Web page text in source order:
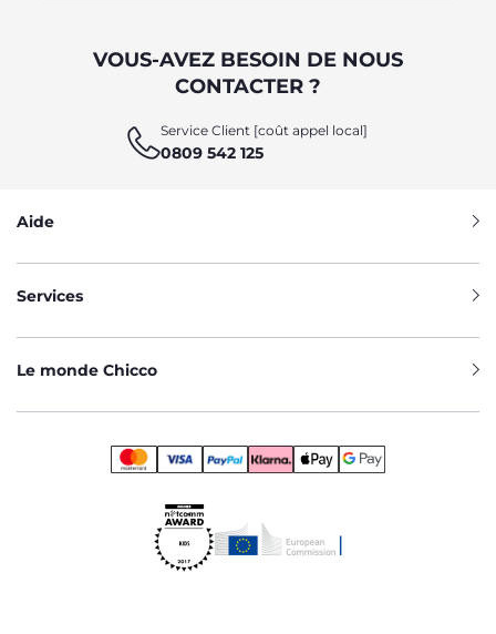
VOUS-AVEZ BESOIN DE NOUS
CONTACTER ?
Service Client [coût appel local]
0809 542 125
Aide
Services
Le monde Chicco